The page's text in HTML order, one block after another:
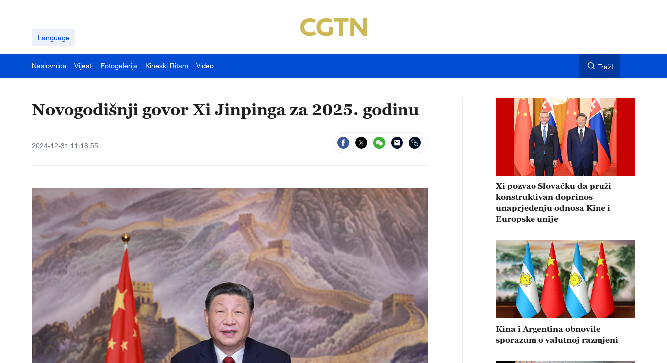
Language
Naslovnica Vijesti Fotogalerija Kineski Ritam Video TražI
Novogodišnji govor Xi Jinpinga za 2025. godinu
2024-12-31 11:18:55
Xi pozvao Slovačku da pruži
konstruktivan doprinos
unaprjeđenju odnosa Kine i
Europske unije
Kina i Argentina obnovile
sporazum o valutnoj razmjeni